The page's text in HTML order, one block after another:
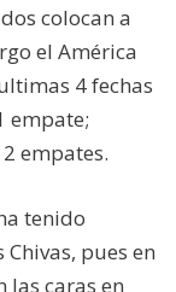
colocan a
el América
4 fechas
empate;
empates.
tenido
pues en
las caras en